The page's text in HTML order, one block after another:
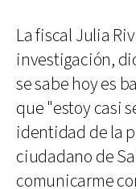
La fiscal Julia
investigación,
se sabe hoy es
que "estoy casi
identidad de la
ciudadano de
comunicarme